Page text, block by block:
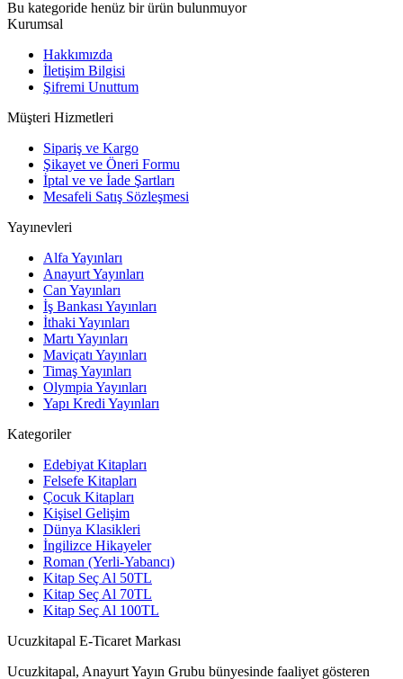
Bu kategoride henüz bir ürün bulunmuyor
Kurumsal
Hakkımızda
İletişim Bilgisi
Şifremi Unuttum
Müşteri Hizmetleri
Sipariş ve Kargo
Şikayet ve Öneri Formu
İptal ve ve İade Şartları
Mesafeli Satış Sözleşmesi
Yayınevleri
Alfa Yayınları
Anayurt Yayınları
Can Yayınları
İş Bankası Yayınları
İthaki Yayınları
Martı Yayınları
Maviçatı Yayınları
Timaş Yayınları
Olympia Yayınları
Yapı Kredi Yayınları
Kategoriler
Edebiyat Kitapları
Felsefe Kitapları
Çocuk Kitapları
Kişisel Gelişim
Dünya Klasikleri
İngilizce Hikayeler
Roman (Yerli-Yabancı)
Kitap Seç Al 50TL
Kitap Seç Al 70TL
Kitap Seç Al 100TL
Ucuzkitapal E-Ticaret Markası
Ucuzkitapal, Anayurt Yayın Grubu bünyesinde faaliyet gösteren